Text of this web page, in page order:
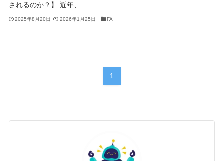
されるのか？】 近年、...
2025年8月20日 2026年1月25日 FA
1